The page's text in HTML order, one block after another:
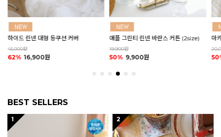
애플 그린티 린넨 바란스 커튼 (2size)
19,900원
50% 9,900원
마카롱 코튼 쿠션 커버 (2size)
20,000원
50% 9,900원
(블
BEST SELLERS
1 2